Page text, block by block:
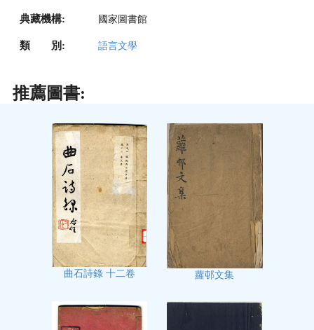
典藏機構: 國家圖書館
類 別: 語言文學
推薦圖書:
曲石詩錄 十二卷 蘿邨文集